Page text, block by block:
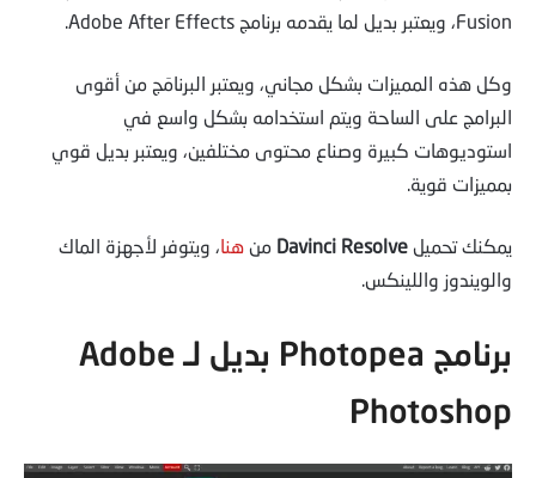
Fusion، ويعتبر بديل لما يقدمه برنامج Adobe After Effects.
وكل هذه المميزات بشكل مجاني، ويعتبر البرنامَج من أقوى
البرامج على الساحة ويتم استخدامه بشكل واسع في
استوديوهات كبيرة وصناع محتوى مختلفين، ويعتبر بديل قوي
بمميزات قوية.
يمكنك تحميل Davinci Resolve من هنا، ويتوفر لأجهزة الماك
والويندوز واللينكس.
برنامج Photopea بديل لـ Adobe
Photoshop